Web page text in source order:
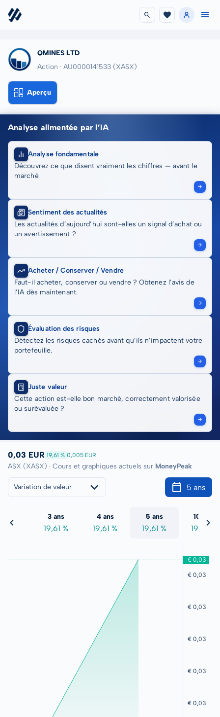
QMINES LTD
Action · AU0000141533 (XASX)
Aperçu
Analyse alimentée par l’IA
Analyse fondamentale
Découvrez ce que disent vraiment les chiffres — avant le
marché
Sentiment des actualités
Les actualités d’aujourd’hui sont-elles un signal d’achat ou
un avertissement ?
Acheter / Conserver / Vendre
Faut-il acheter, conserver ou vendre ? Obtenez l’avis de
l’IA dès maintenant.
Évaluation des risques
Détectez les risques cachés avant qu’ils n’impactent votre
portefeuille.
Juste valeur
Cette action est-elle bon marché, correctement valorisée
ou surévaluée ?
0,03 EUR 19,61 % 0,005 EUR
ASX (XASX) · Cours et graphiques actuels sur MoneyPeak
Variation de valeur 5 ans
%
3 ans
19,61 %
4 ans
19,61 %
5 ans
19,61 %
10 ans
19,61 %